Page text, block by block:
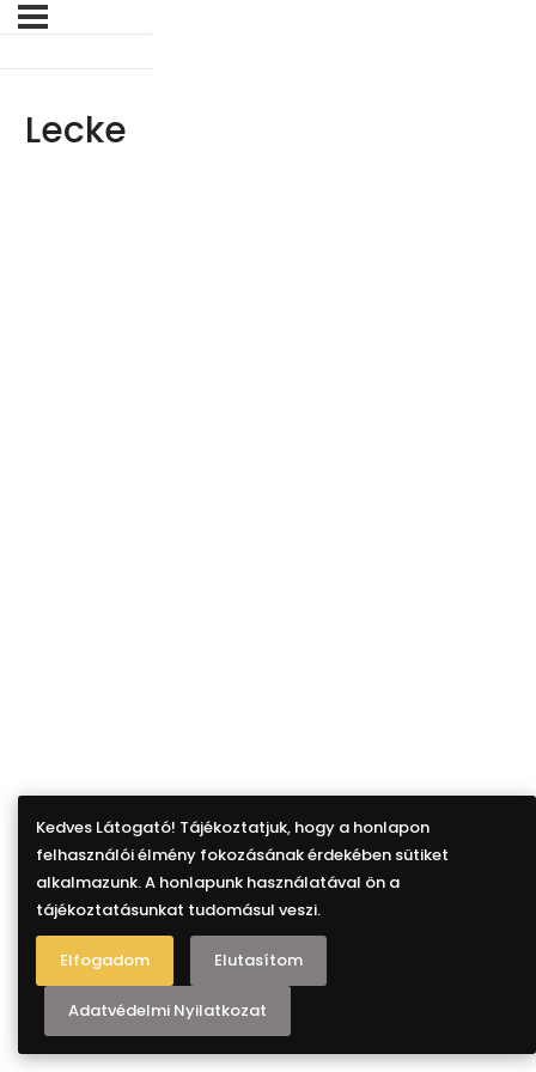
Lecke
Kedves Látogató! Tájékoztatjuk, hogy a honlapon
felhasználói élmény fokozásának érdekében sütiket
alkalmazunk. A honlapunk használatával ön a
tájékoztatásunkat tudomásul veszi.
Elfogadom Elutasítom
Adatvédelmi Nyilatkozat